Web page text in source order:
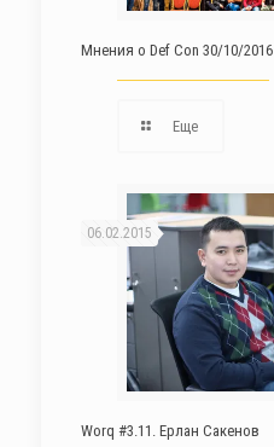
Мнения о Def Con 30/10/2016
Еще
06.02.2015
Worq #3.11. Ерлан Сакенов